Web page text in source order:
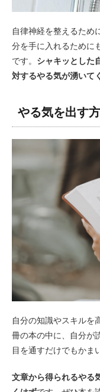
自律神経を整えるため
分を手に入れるために
です。 シャキッとした
対するやる気が湧いて
やる気を出す
自分の知識やスキルを
冊の本の中に、自分が
目を通すだけでもかま
文章から得られるやる